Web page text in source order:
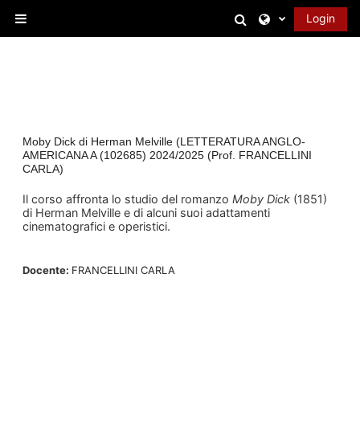
Attiva/disattiva
Login
Moby Dick di Herman Melville (LETTERATURA ANGLO-
AMERICANA A (102685) 2024/2025 (Prof. FRANCELLINI
CARLA)
Il corso affronta lo studio del romanzo Moby Dick(1851)
di Herman Melville e di alcuni suoi adattamenti
cinematografici e operistici.
Docente: FRANCELLINI CARLA